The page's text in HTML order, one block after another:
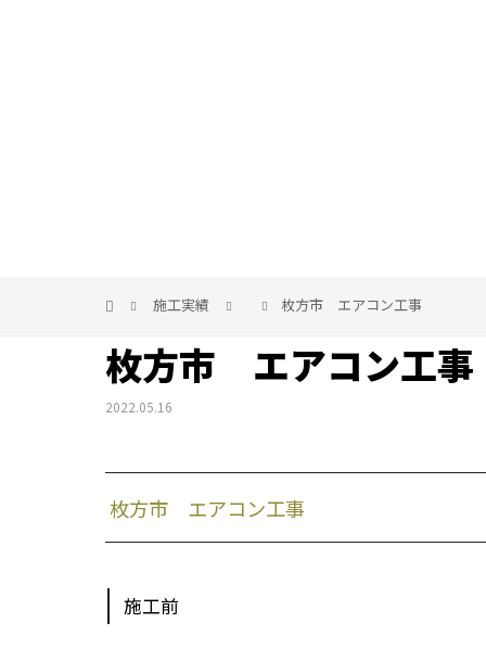
施工実績 枚方市 エアコン工事
枚方市 エアコン工事
2022.05.16
枚方市 エアコン工事
施工前